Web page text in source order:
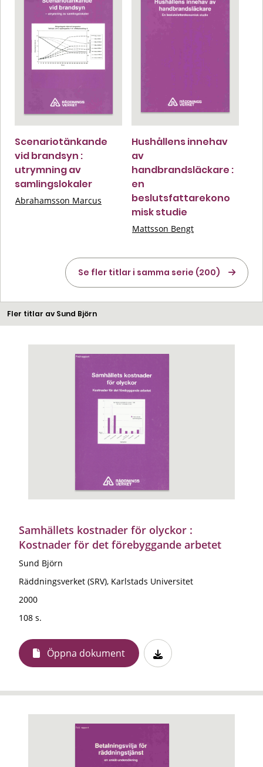
Scenariotänkande
vid brandsyn :
utrymning av
samlingslokaler
Abrahamsson Marcus
Hushållens innehav
av
handbrandsläckare :
en
beslutsfattarekono
misk studie
Mattsson Bengt
Se fler titlar i samma serie (200)
Fler titlar av Sund Björn
Samhällets kostnader för olyckor :
Kostnader för det förebyggande arbetet
Sund Björn
Räddningsverket (SRV), Karlstads Universitet
2000
108 s.
Öppna dokument